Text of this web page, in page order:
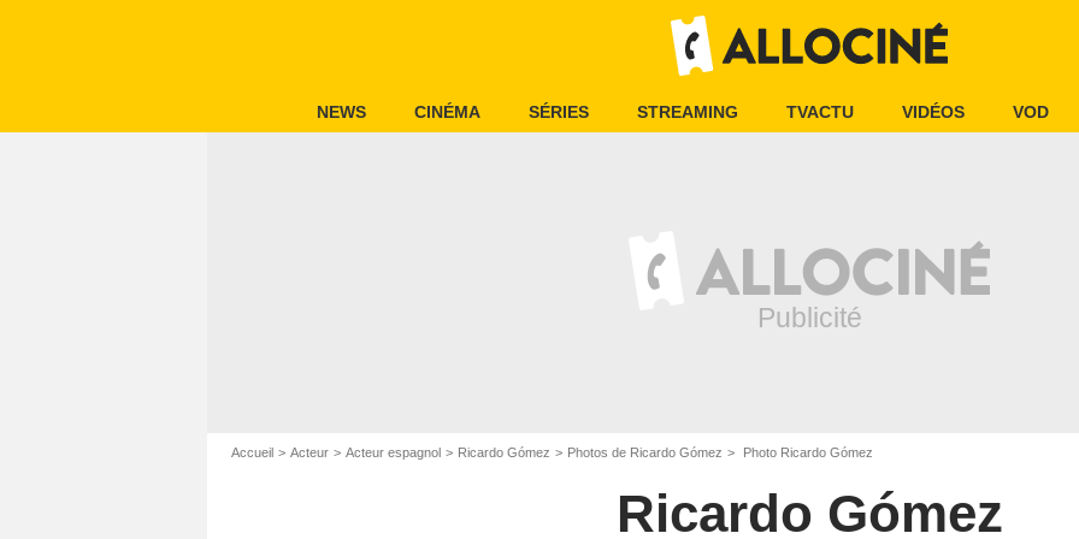
NEWS CINÉMA SÉRIES STREAMING TVACTU VIDÉOS VOD
Accueil Acteur Acteur espagnol Ricardo Gómez Photos de Ricardo Gómez Photo Ricardo Gómez
Ricardo Gómez